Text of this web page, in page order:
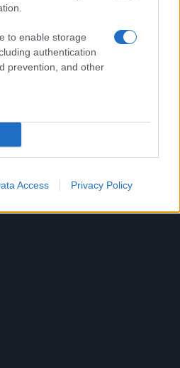
to enable storage
authentication
prevention, and other
Access Privacy Policy
multimedia
derechos reservados ·
de datos·Aviso
Cancelar suscripción